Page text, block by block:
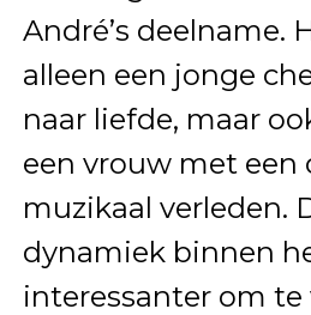
André’s deelname.
alleen een jonge
naar liefde, maar
een vrouw met een
muzikaal verleden.
dynamiek binnen
interessanter om te